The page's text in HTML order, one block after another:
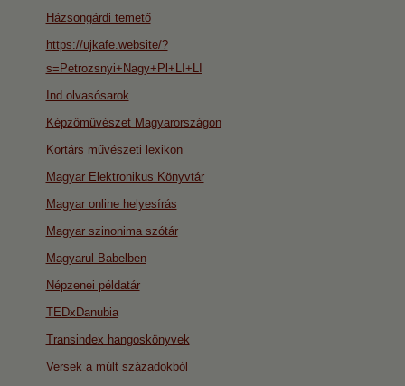
Házsongárdi temető
https://ujkafe.website/?
s=Petrozsnyi+Nagy+Pl+LI+LI
Ind olvasósarok
Képzőművészet Magyarországon
Kortárs művészeti lexikon
Magyar Elektronikus Könyvtár
Magyar online helyesírás
Magyar szinonima szótár
Magyarul Babelben
Népzenei példatár
TEDxDanubia
Transindex hangoskönyvek
Versek a múlt századokból